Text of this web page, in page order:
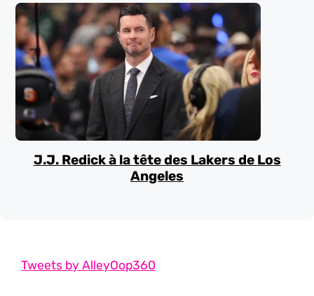
J.J. Redick à la tête des Lakers de Los
Angeles
Tweets by AlleyOop360